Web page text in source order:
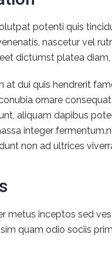
potenti quis
nascetur vel
dictumst platea diam,
dui quis hendrerit
ornare
aliquam dapibus
integer
non ad ultrices
metus inceptos sed
quam odio sociis